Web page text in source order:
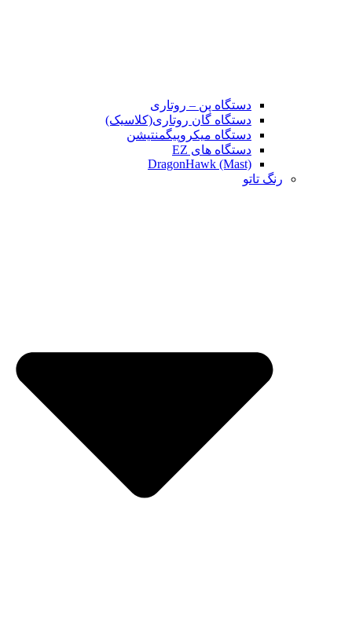
دستگاه پن – روتاری
دستگاه گان روتاری(کلاسیک)
دستگاه میکروپیگمنتیشن
دستگاه های EZ
DragonHawk (Mast)
رنگ تاتو